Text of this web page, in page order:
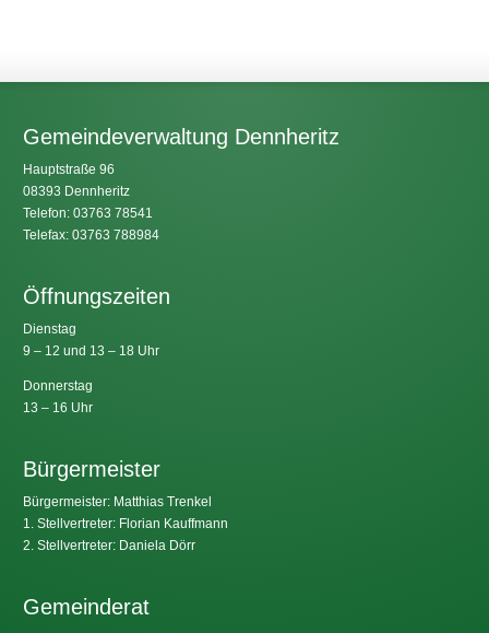
Gemeindeverwaltung Dennheritz
Hauptstraße 96
08393 Dennheritz
Telefon: 03763 78541
Telefax: 03763 788984
Öffnungszeiten
Dienstag
9 – 12 und 13 – 18 Uhr
Donnerstag
13 – 16 Uhr
Bürgermeister
Bürgermeister: Matthias Trenkel
1. Stellvertreter: Florian Kauffmann
2. Stellvertreter: Daniela Dörr
Gemeinderat